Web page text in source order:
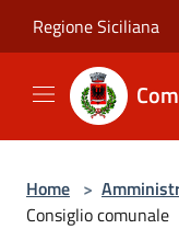
Regione Siciliana
Home >
Consiglio comunale